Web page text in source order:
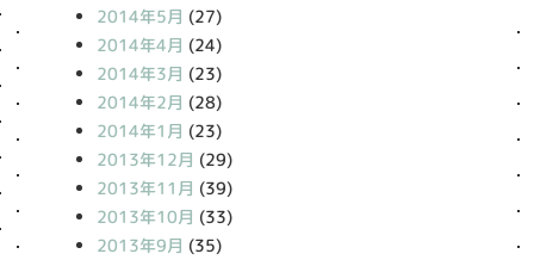
2014年5月 (27)
2014年4月 (24)
2014年3月 (23)
2014年2月 (28)
2014年1月 (23)
2013年12月 (29)
2013年11月 (39)
2013年10月 (33)
2013年9月 (35)